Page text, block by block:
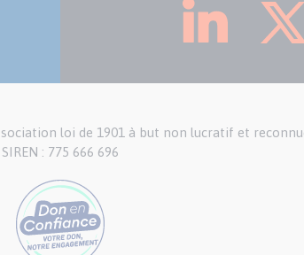
loi de 1901 à but non lucratif et
SIREN : 775 666 696